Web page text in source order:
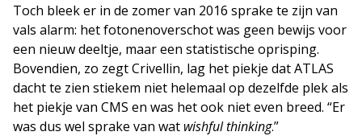
Toch bleek er in de zomer van 2016 sprake te zijn van
vals alarm: het fotonenoverschot was geen bewijs voor
een nieuw deeltje, maar een statistische oprisping.
Bovendien, zo zegt Crivellin, lag het piekje dat ATLAS
dacht te zien stiekem niet helemaal op dezelfde plek als
het piekje van CMS en was het ook niet even breed. “Er
was dus wel sprake van wat wishful thinking.”